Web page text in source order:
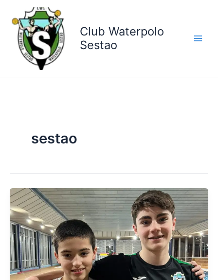
contenido
Club Waterpolo
Sestao
sestao